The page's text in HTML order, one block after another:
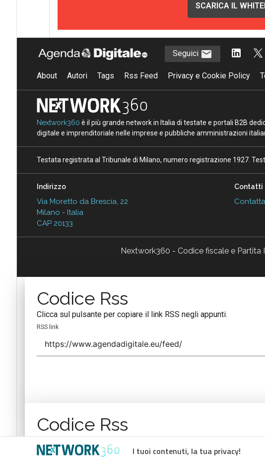
SCARICA IL
I tuoi contenuti, la tua privacy!
Seguici
About Autori Tags Rss Feed Privacy e Cookie Policy
Nextwork360 è il più grande network in Italia di testate e portali B2B
digitale e imprenditoriale nelle imprese e pubbliche amministrazioni
Testata registrata al Tribunale di Milano, numero registrazione 1927.
Indirizzo
Via Moretto da Brescia, 22
Milano - Italia
CAP 20133
Contatti
Nextwork360 - Codice fiscale e Partita
Codice Rss
Clicca sul pulsante per copiare il link RSS negli appunti.
RSS link
Codice Rss
RSS link